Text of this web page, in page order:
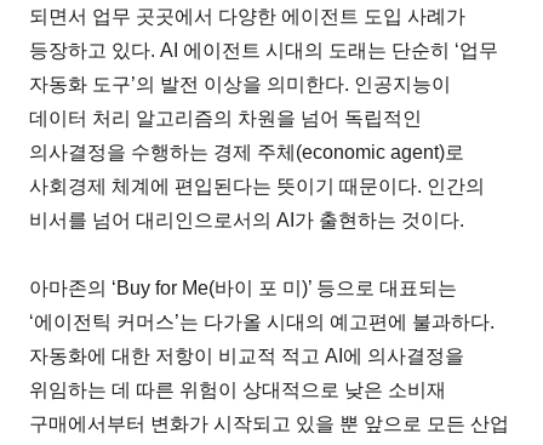
되면서 업무 곳곳에서 다양한 에이전트 도입 사례가
등장하고 있다. AI 에이전트 시대의 도래는 단순히 ‘업무
자동화 도구’의 발전 이상을 의미한다. 인공지능이
데이터 처리 알고리즘의 차원을 넘어 독립적인
의사결정을 수행하는 경제 주체(economic agent)로
사회경제 체계에 편입된다는 뜻이기 때문이다. 인간의
비서를 넘어 대리인으로서의 AI가 출현하는 것이다.
아마존의 ‘Buy for Me(바이 포 미)’ 등으로 대표되는
‘에이전틱 커머스’는 다가올 시대의 예고편에 불과하다.
자동화에 대한 저항이 비교적 적고 AI에 의사결정을
위임하는 데 따른 위험이 상대적으로 낮은 소비재
구매에서부터 변화가 시작되고 있을 뿐 앞으로 모든 산업